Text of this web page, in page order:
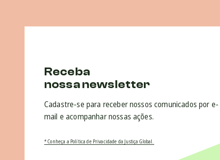
Receba
nossa newsletter
Cadastre-se para receber nossos comunicados por e-
mail e acompanhar nossas ações.
* Conheça a Política de Privacidade da Justiça Global.